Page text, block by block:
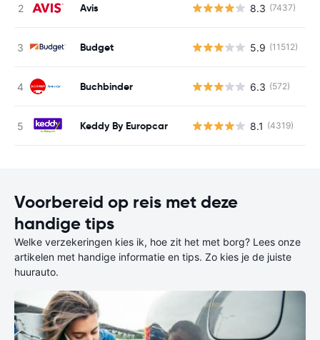
Avis 8.3 (7437)
Budget 5.9 (11512)
Buchbinder 6.3 (572)
Keddy By Europcar 8.1 (4319)
Voorbereid op reis met deze
handige tips
Welke verzekeringen kies ik, hoe zit het met borg? Lees onze
artikelen met handige informatie en tips. Zo kies je de juiste
huurauto.